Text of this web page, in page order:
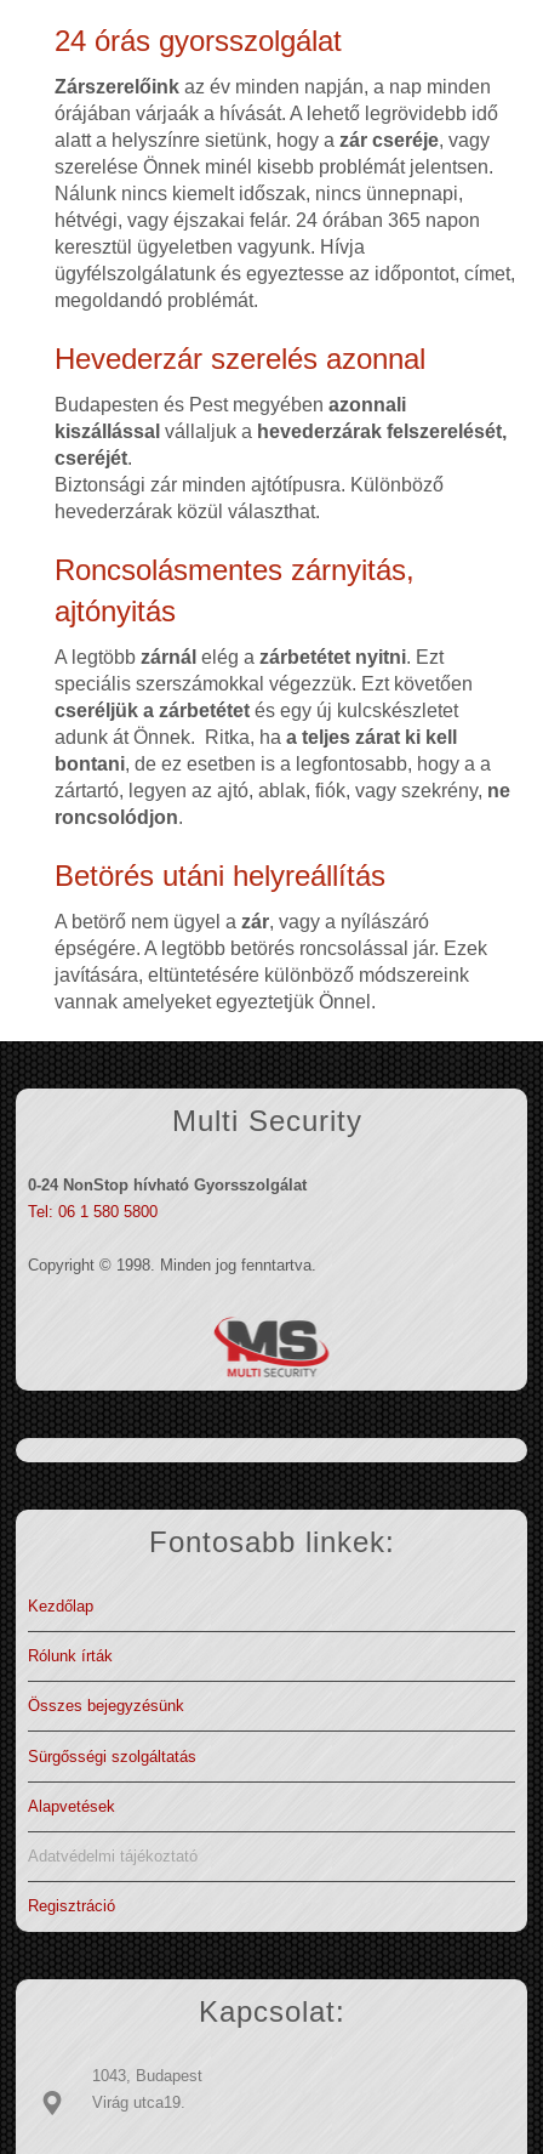
24 órás gyorsszolgálat
Zárszerelőinkaz év minden napján, a nap minden
órájában várjaák a hívását. A lehető legrövidebb idő
alatt a helyszínre sietünk, hogy a zár cseréje, vagy
szerelése Önnek minél kisebb problémát jelentsen.
Nálunk nincs kiemelt időszak, nincs ünnepnapi,
hétvégi, vagy éjszakai felár. 24 órában 365 napon
keresztül ügyeletben vagyunk. Hívja
ügyfélszolgálatunk és egyeztesse az időpontot, címet,
megoldandó problémát.
Hevederzár szerelés azonnal
Budapesten és Pest megyében azonnali
kiszállással vállaljuk a hevederzárak felszerelését,
cseréjét.
Biztonsági zár minden ajtótípusra. Különböző
hevederzárak közül választhat.
Roncsolásmentes zárnyitás,
ajtónyitás
A legtöbb zárnál elég a zárbetétet nyitni. Ezt
speciális szerszámokkal végezzük. Ezt követően
cseréljük a zárbetétetés egy új kulcskészletet
adunk át Önnek. Ritka, ha a teljes zárat ki kell
bontani, de ez esetben is a legfontosabb, hogy a a
zártartó, legyen az ajtó, ablak, fiók, vagy szekrény, ne
roncsolódjon.
Betörés utáni helyreállítás
A betörő nem ügyel a zár, vagy a nyílászáró
épségére. A legtöbb betörés roncsolással jár. Ezek
javítására, eltüntetésére különböző módszereink
vannak amelyeket egyeztetjük Önnel.
Multi Security
0-24 NonStop hívható Gyorsszolgálat
Tel: 06 1 580 5800
Copyright © 1998. Minden jog fenntartva.
Fontosabb linkek:
Kezdőlap
Rólunk írták
Összes bejegyzésünk
Sürgősségi szolgáltatás
Alapvetések
Adatvédelmi tájékoztató
Regisztráció
Kapcsolat:
1043, Budapest
Virág utca19.